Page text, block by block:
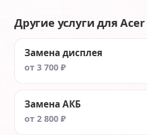
Другие услуги для
Замена дисплея
от 3 700 ₽
Замена АКБ
от 2 800 ₽